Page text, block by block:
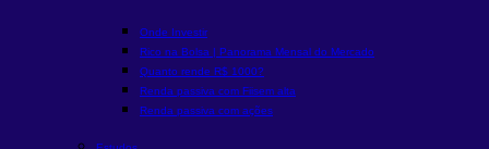
Onde Investir
Rico na Bolsa | Panorama Mensal do Mercado
Quanto rende R$ 1000?
Renda passiva com Fiisem alta
Renda passiva com ações